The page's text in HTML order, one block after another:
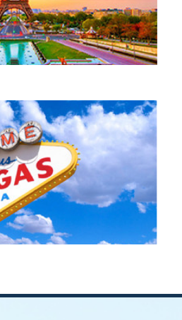
30% y un 60% en tu
viaje.
30% y un 60% en tu
viaje.